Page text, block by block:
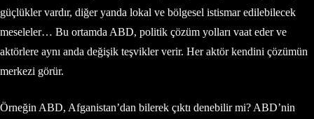
güçlükler vardır, diğer yanda lokal ve bölgesel istismar edilebilecek
meseleler… Bu ortamda ABD, politik çözüm yolları vaat eder ve
aktörlere aynı anda değişik teşvikler verir. Her aktör kendini çözümün
merkezi görür.
Örneğin ABD, Afganistan’dan bilerek çıktı denebilir mi? ABD’nin